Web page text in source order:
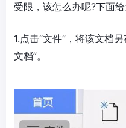
受限，该怎么办呢?下面
1.点击“文件”，将该文档
文档”。